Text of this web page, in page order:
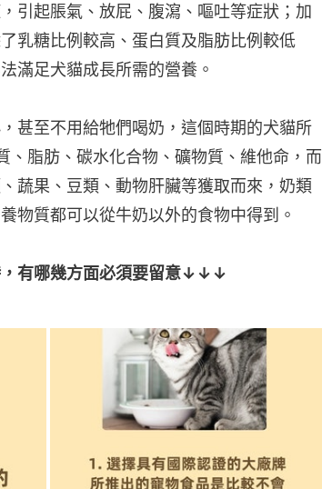
引起脹氣、放屁、腹瀉、嘔吐等症狀；加
乳糖比例較高、蛋白質及脂肪比例較低
滿足犬貓成長所需的營養。
甚至不用給牠們喝奶，這個時期的犬貓所
、脂肪、碳水化合物、礦物質、維他命，而
蔬果、豆類、動物肝臟等獲取而來，奶類
物質都可以從牛奶以外的食物中得到。
，有哪幾方面必須要留意↓↓↓